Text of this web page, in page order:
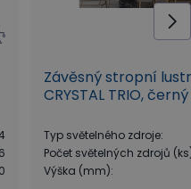
6
Závěsný stropní lustr
CRYSTAL TRIO,
Typ světelného zdroje:
Počet světelných zdrojů
Výška (mm):